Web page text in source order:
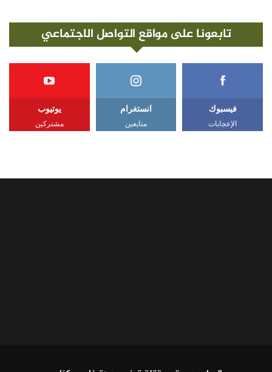
تابعونا على مواقع التواصل الاجتماعي
فيسبوك
الإعجابات
انستغرام
متابعين
يوتيوب
مشتركين